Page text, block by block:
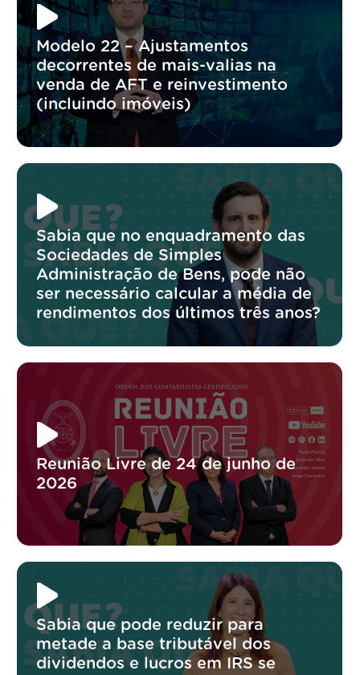
Modelo 22 – Ajustamentos
decorrentes de mais-valias na
venda de AFT e reinvestimento
(incluindo imóveis)
Sabia que no enquadramento das
Sociedades de Simples
Administração de Bens, pode não
ser necessário calcular a média de
rendimentos dos últimos três anos?
Reunião Livre de 24 de junho de
2026
Sabia que pode reduzir para
metade a base tributável dos
dividendos e lucros em IRS se